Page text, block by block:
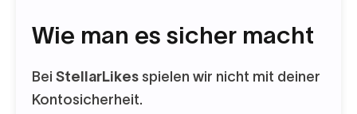
Wie man es sicher macht
Bei StellarLikes spielen wir nicht mit deiner
Kontosicherheit.